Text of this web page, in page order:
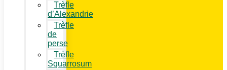
Trèfle
d’Alexandrie
Trèfle
de
perse
Trèfle
Squarrosum